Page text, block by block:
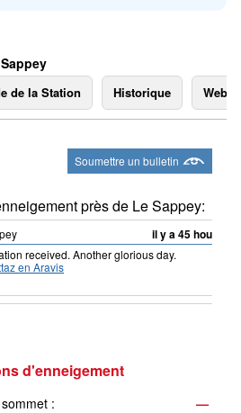
de la Station Historique
Soumettre un bulletin
près de Le Sappey:
il y a 45 hour
received. Another glorious day.
en Aravis
d'enneigement
:
—